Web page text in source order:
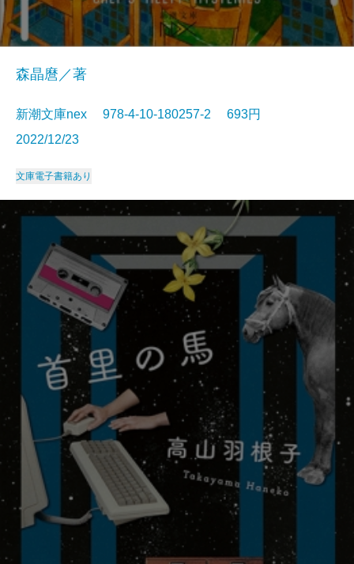
森晶麿／著
新潮文庫nex 978-4-10-180257-2 693円
2022/12/23
文庫電子書籍あり